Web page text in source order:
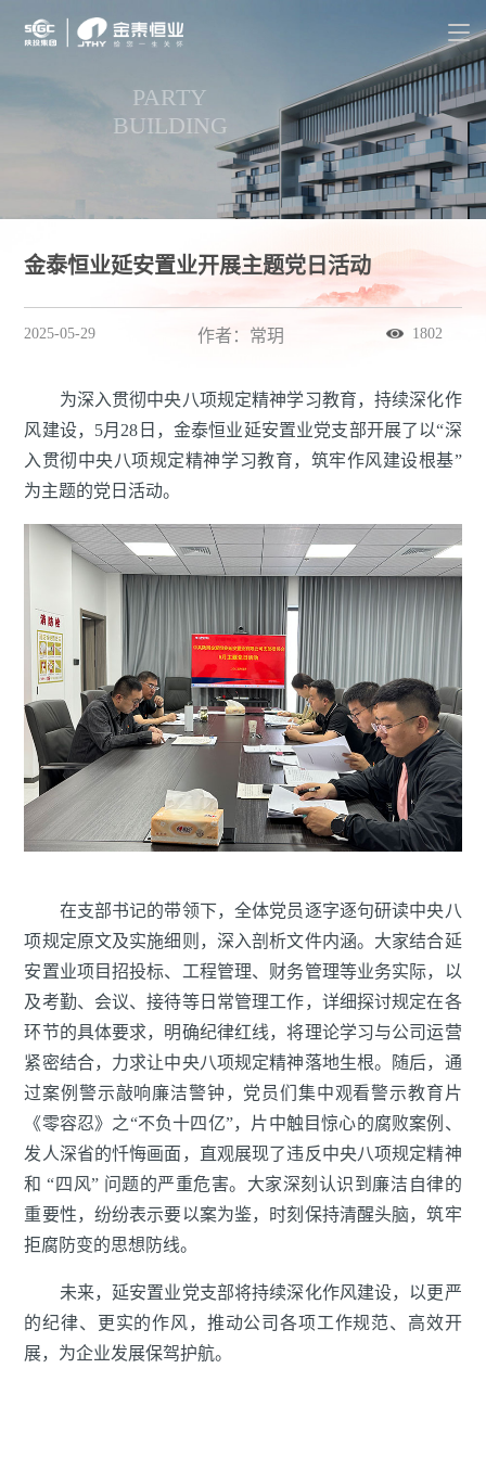
PARTY
BUILDING
金泰恒业延安置业开展主题党日活动
2025-05-29 作者：常玥 1802
为深入贯彻中央八项规定精神学习教育，持续深化作
风建设，5月28日，金泰恒业延安置业党支部开展了以“深
入贯彻中央八项规定精神学习教育，筑牢作风建设根基”
为主题的党日活动。
在支部书记的带领下，全体党员逐字逐句研读中央八
项规定原文及实施细则，深入剖析文件内涵。大家结合延
安置业项目招投标、工程管理、财务管理等业务实际，以
及考勤、会议、接待等日常管理工作，详细探讨规定在各
环节的具体要求，明确纪律红线，将理论学习与公司运营
紧密结合，力求让中央八项规定精神落地生根。随后，通
过案例警示敲响廉洁警钟，党员们集中观看警示教育片
《零容忍》之“不负十四亿”，片中触目惊心的腐败案例、
发人深省的忏悔画面，直观展现了违反中央八项规定精神
和 “四风” 问题的严重危害。大家深刻认识到廉洁自律的
重要性，纷纷表示要以案为鉴，时刻保持清醒头脑，筑牢
拒腐防变的思想防线。
未来，延安置业党支部将持续深化作风建设，以更严
的纪律、更实的作风，推动公司各项工作规范、高效开
展，为企业发展保驾护航。